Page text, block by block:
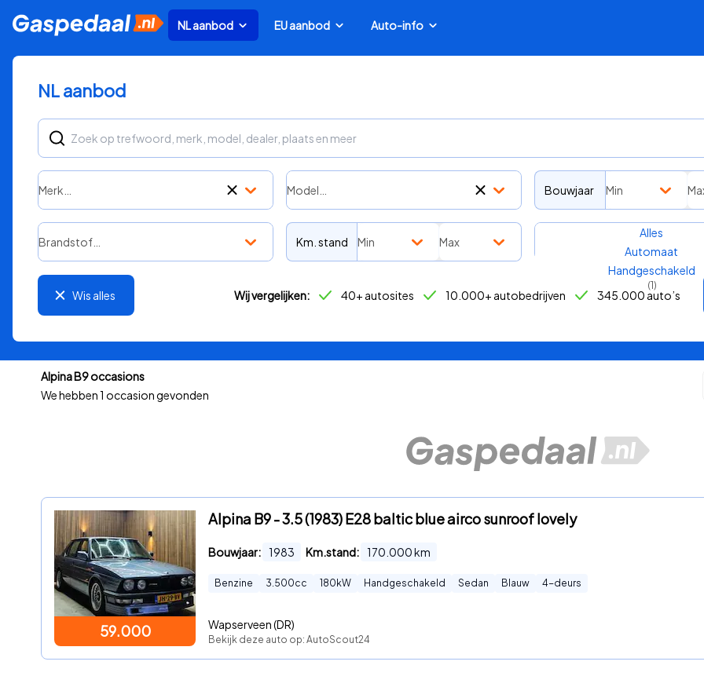
NL aanbod EU aanbod Auto-info
NL aanbod
Merk… Model… Bouwjaar Min
Brandstof… Km. stand Min Max
Transmissie
Alles
Automaat
Handgeschakeld
(1)
Wis alles Wij vergelijken: 40+ autosites 10.000+ autobedrijven 345.000 auto’s
Alpina B9 occasions
We hebben 1 occasion gevonden
59.000
Alpina B9 - 3.5 (1983) E28 baltic blue airco sunroof lovely
Bouwjaar: 1983 Km.stand: 170.000km
Benzine 3.500cc 180 kW Handgeschakeld Sedan Blauw 4-deurs
Wapserveen (DR)
Bekijk deze auto op: AutoScout24